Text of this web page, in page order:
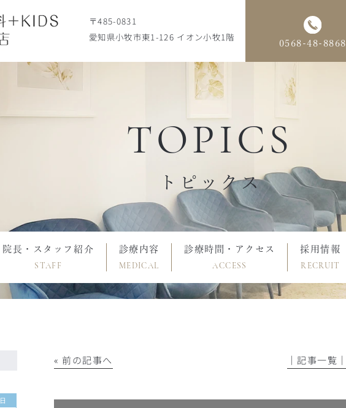
〒485-0831
愛知県小牧市東1-126 イオン小牧1階
0568-48-8868
院長・スタッフ紹介
STAFF
診療内容
MEDICAL
診療時間・アクセス
ACCESS
採用情報
RECRUIT
TOPICS
トピックス
« 前の記事へ │記事一覧│
日